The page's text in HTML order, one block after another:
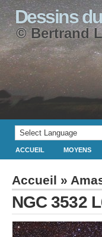
Dessins
© Bertrand
ACCUEIL MOYENS
Accueil »
NGC 3532